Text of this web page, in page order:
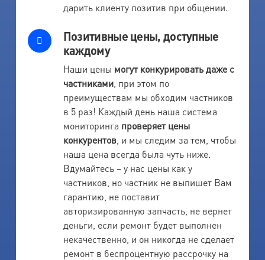
дарить клиенту позитив при общении.
Позитивные цены, доступные
каждому
Наши цены могут конкурировать даже с
частниками, при этом по
преимуществам мы обходим частников
в 5 раз! Каждый день наша система
мониторинга проверяет цены
конкурентов, и мы следим за тем, чтобы
наша цена всегда была чуть ниже.
Вдумайтесь – у нас цены как у
частников, но частник не выпишет Вам
гарантию, не поставит
авторизированную запчасть, не вернет
деньги, если ремонт будет выполнен
некачественно, и он никогда не сделает
ремонт в беспроцентную рассрочку на